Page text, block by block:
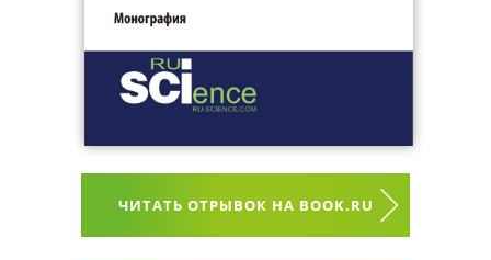
ЧИТАТЬ ОТРЫВОК НА BOOK.RU